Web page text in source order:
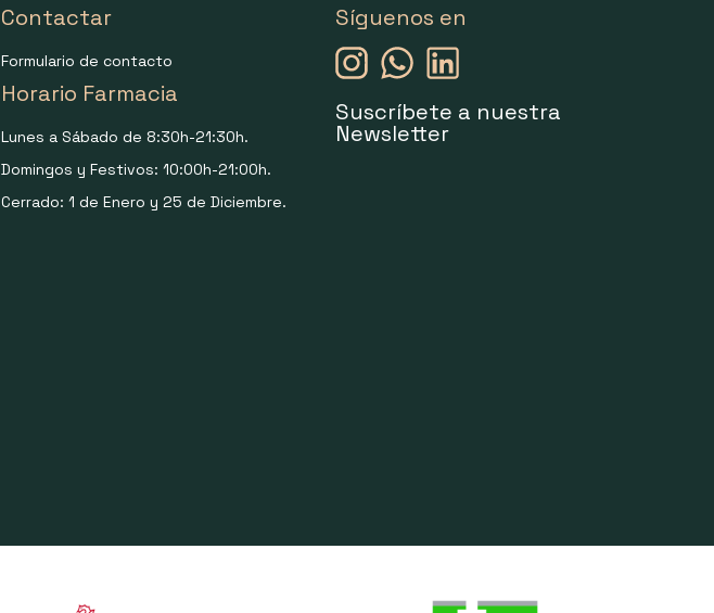
Contactar
Formulario de contacto
Horario Farmacia
Lunes a Sábado de 8:30h-21:30h.
Domingos y Festivos: 10:00h-21:00h.
Cerrado: 1 de Enero y 25 de Diciembre.
Síguenos en
Suscríbete a nuestra
Newsletter